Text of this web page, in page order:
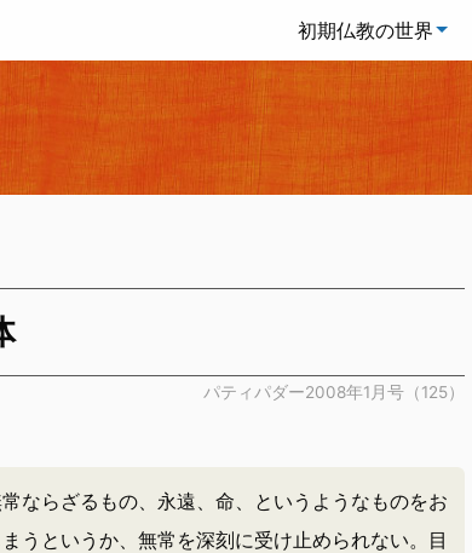
初期仏教の世界
パティパダー2008年1月号（125）
ならざるもの、永遠、命、というようなものをお
うというか、無常を深刻に受け止められない。目